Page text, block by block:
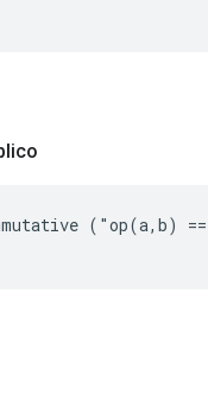
("op(a,b)